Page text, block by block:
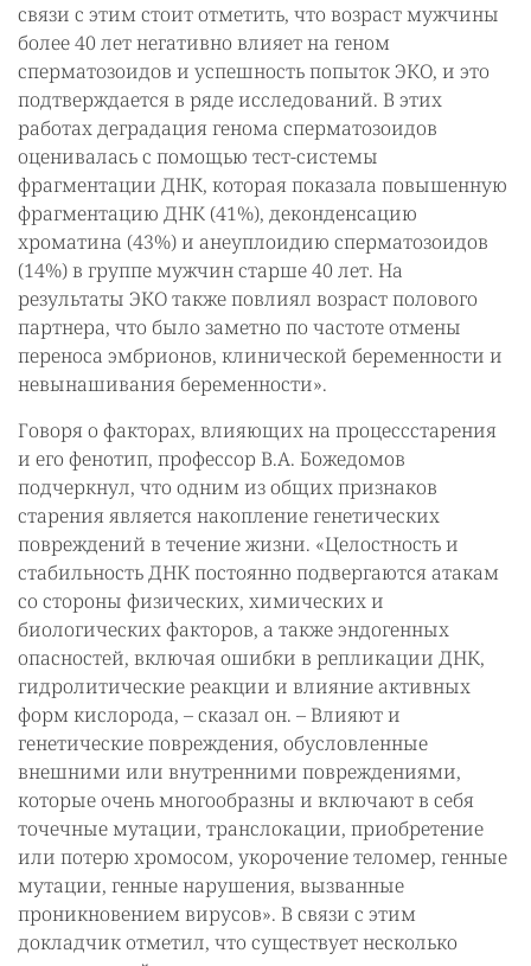
связи с этим стоит отметить, что возраст мужчины
более 40 лет негативно влияет на геном
сперматозоидов и успешность попыток ЭКО, и это
подтверждается в ряде исследований. В этих
работах деградация генома сперматозоидов
оценивалась с помощью тест-системы
фрагментации ДНК, которая показала повышенную
фрагментацию ДНК (41%), деконденсацию
хроматина (43%) и анеуплоидию сперматозоидов
(14%) в группе мужчин старше 40 лет. На
результаты ЭКО также повлиял возраст полового
партнера, что было заметно по частоте отмены
переноса эмбрионов, клинической беременности и
невынашивания беременности».
Говоря о факторах, влияющих на процессстарения
и его фенотип, профессор В.А. Божедомов
подчеркнул, что одним из общих признаков
старения является накопление генетических
повреждений в течение жизни. «Целостность и
стабильность ДНК постоянно подвергаются атакам
со стороны физических, химических и
биологических факторов, а также эндогенных
опасностей, включая ошибки в репликации ДНК,
гидролитические реакции и влияние активных
форм кислорода, – сказал он. – Влияют и
генетические повреждения, обусловленные
внешними или внутренними повреждениями,
которые очень многообразны и включают в себя
точечные мутации, транслокации, приобретение
или потерю хромосом, укорочение теломер, генные
мутации, генные нарушения, вызванные
проникновением вирусов». В связи с этим
докладчик отметил, что существует несколько